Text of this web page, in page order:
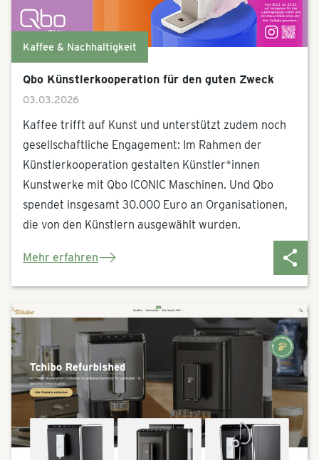
Kaffee & Nachhaltigkeit
Qbo Künstlerkooperation für den guten Zweck
03.03.2026
Kaffee trifft auf Kunst und unterstützt zudem noch
gesellschaftliche Engagement: Im Rahmen der
Künstlerkooperation gestalten Künstler*innen
Kunstwerke mit Qbo ICONIC Maschinen. Und Qbo
spendet insgesamt 30.000 Euro an Organisationen,
die von den Künstlern ausgewählt wurden.
Mehr erfahren